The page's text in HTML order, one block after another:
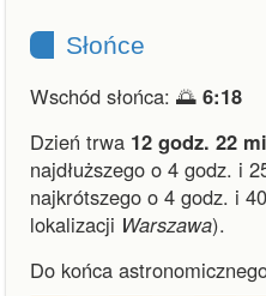
Słońce
Wschód słońca: 🌅 6:18
Dzień trwa 12 godz. 22
najdłuższego o 4 godz. i
najkrótszego o 4 godz. i
lokalizacji Warszawa).
Do końca